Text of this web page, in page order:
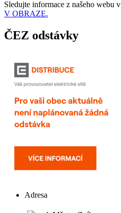
Sledujte informace z našeho webu v
V OBRAZE.
ČEZ odstávky
Adresa